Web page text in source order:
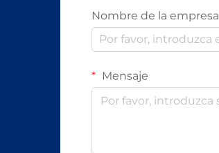
Nombre de la empresa
Mensaje